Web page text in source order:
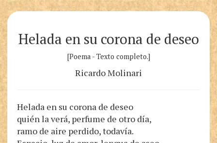
Helada en su corona de deseo
[Poema - Texto completo.]
Ricardo Molinari
Helada en su corona de deseo
quién la verá, perfume de otro día,
ramo de aire perdido, todavía.